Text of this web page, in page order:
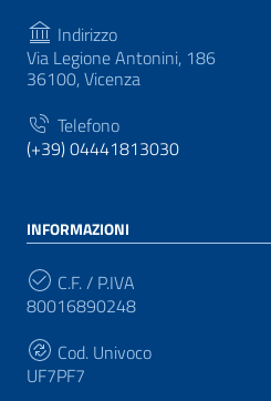
Indirizzo
Via Legione Antonini, 186
36100, Vicenza
Telefono
(+39) 04441813030
INFORMAZIONI
C.F. / P.IVA
80016890248
Cod. Univoco
UF7PF7